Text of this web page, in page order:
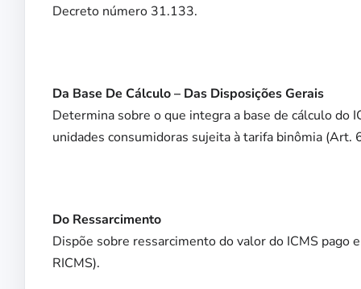
Decreto número 31.133.
Da Base De Cálculo – Das Disposições Gerais
Determina sobre o que integra a base de cálculo do
unidades consumidoras sujeita à tarifa binômia (Art.
Do Ressarcimento
Dispõe sobre ressarcimento do valor do ICMS
RICMS).